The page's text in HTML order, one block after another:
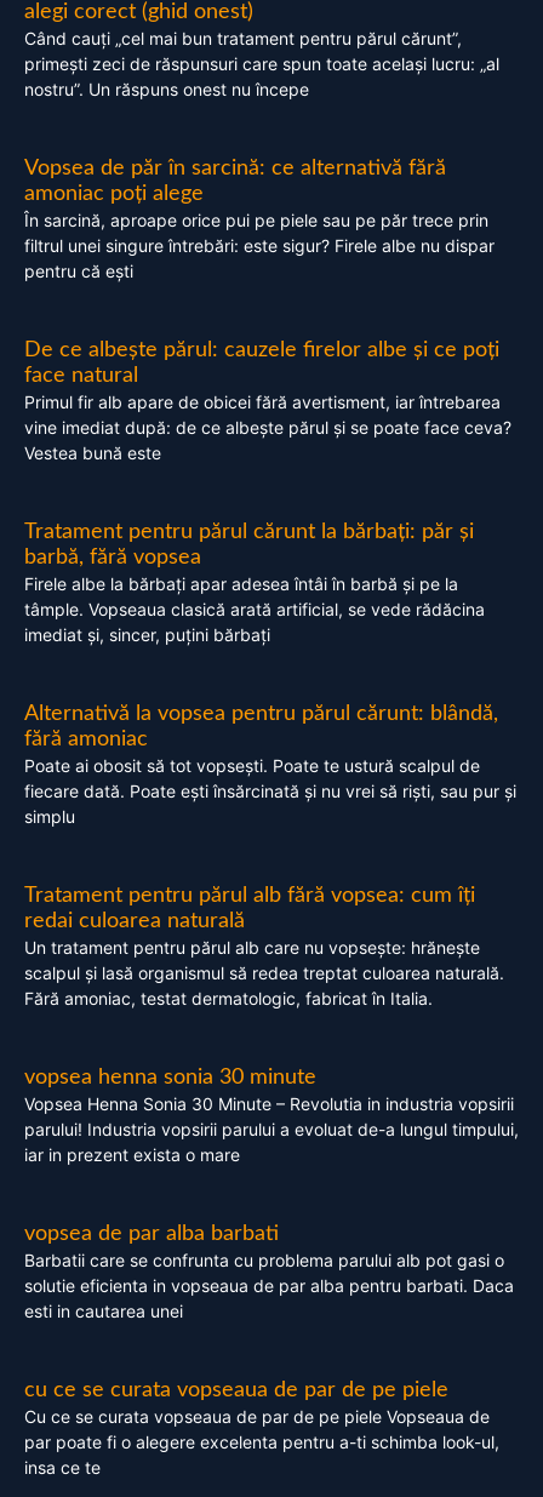
alegi corect (ghid onest)
Când cauți „cel mai bun tratament pentru părul cărunt”,
primești zeci de răspunsuri care spun toate același lucru: „al
nostru”. Un răspuns onest nu începe
Vopsea de păr în sarcină: ce alternativă fără
amoniac poți alege
În sarcină, aproape orice pui pe piele sau pe păr trece prin
filtrul unei singure întrebări: este sigur? Firele albe nu dispar
pentru că ești
De ce albește părul: cauzele firelor albe și ce poți
face natural
Primul fir alb apare de obicei fără avertisment, iar întrebarea
vine imediat după: de ce albește părul și se poate face ceva?
Vestea bună este
Tratament pentru părul cărunt la bărbați: păr și
barbă, fără vopsea
Firele albe la bărbați apar adesea întâi în barbă și pe la
tâmple. Vopseaua clasică arată artificial, se vede rădăcina
imediat și, sincer, puțini bărbați
Alternativă la vopsea pentru părul cărunt: blândă,
fără amoniac
Poate ai obosit să tot vopsești. Poate te ustură scalpul de
fiecare dată. Poate ești însărcinată și nu vrei să riști, sau pur și
simplu
Tratament pentru părul alb fără vopsea: cum îți
redai culoarea naturală
Un tratament pentru părul alb care nu vopsește: hrănește
scalpul și lasă organismul să redea treptat culoarea naturală.
Fără amoniac, testat dermatologic, fabricat în Italia.
vopsea henna sonia 30 minute
Vopsea Henna Sonia 30 Minute – Revolutia in industria vopsirii
parului! Industria vopsirii parului a evoluat de-a lungul timpului,
iar in prezent exista o mare
vopsea de par alba barbati
Barbatii care se confrunta cu problema parului alb pot gasi o
solutie eficienta in vopseaua de par alba pentru barbati. Daca
esti in cautarea unei
cu ce se curata vopseaua de par de pe piele
Cu ce se curata vopseaua de par de pe piele Vopseaua de
par poate fi o alegere excelenta pentru a-ti schimba look-ul,
insa ce te